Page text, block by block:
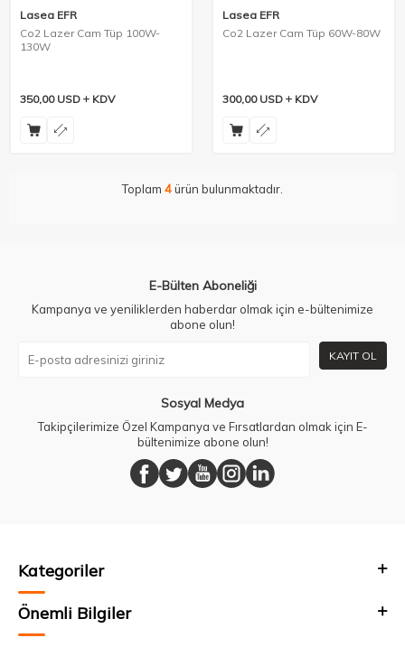
Lasea EFR
Co2 Lazer Cam Tüp 100W-
130W
350,00USD KDV
Lasea EFR
Co2 Lazer Cam Tüp 60W-80W
300,00USD KDV
Toplam 4ürün bulunmaktadır.
E-Bülten Aboneliği
Kampanya ve yeniliklerden haberdar olmak için e-bültenimize
abone olun!
KAYIT OL
Sosyal Medya
Takipçilerimize Özel Kampanya ve Fırsatlardan olmak için E-
bültenimize abone olun!
Kategoriler
Önemli Bilgiler